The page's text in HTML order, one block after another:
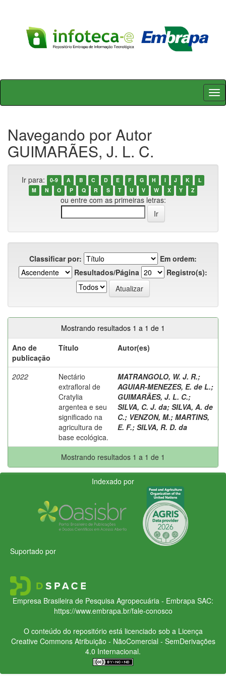
Skip
Navegando por Autor
GUIMARÃES, J. L. C.
Ir para: 0-9 A B C D E F G H I J K
L
M
N O P Q R S T U V W X Y Z
ou entre com as primeiras letras:
Classificar por:
Em ordem:
Resultados/Página
Registro(s):
Mostrando resultados 1 a 1 de 1
Ano de
publicação
Título Autor(es)
2022
Nectário
extrafloral de
Cratylia
argentea e seu
significado na
agricultura de
base ecológica.
MATRANGOLO, W. J. R.;
AGUIAR-MENEZES, E. de L.;
GUIMARÃES, J. L. C.;
SILVA, C. J. da; SILVA, A. de
C.; VENZON, M.; MARTINS,
E. F.; SILVA, R. D. da
Mostrando resultados 1 a 1 de 1
Indexado por
Suportado por
Empresa Brasileira de Pesquisa Agropecuária - Embrapa SAC:
https://www.embrapa.br/fale-conosco
O conteúdo do repositório está licenciado sob a Licença
Creative CommonsAtribuição - NãoComercial - SemDerivações
4.0 Internacional.